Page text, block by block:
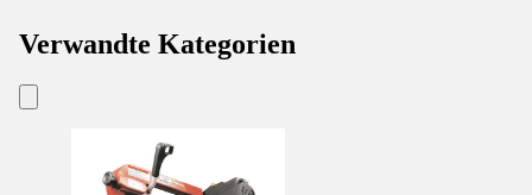
Verwandte Kategorien